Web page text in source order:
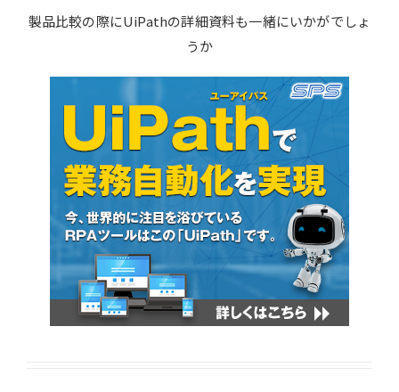
製品比較の際にUiPathの詳細資料も一緒にいかがでしょ
うか